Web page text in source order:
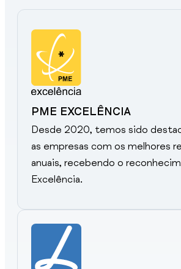
PME EXCELÊNCIA
Desde 2020, temos sido
as empresas com os melhores
anuais, recebendo o
Excelência.